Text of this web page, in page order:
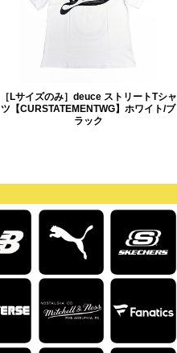
［Lサイズのみ］deuce ストリートTシャ
ツ【CURSTATEMENTWG】ホワイト/ブ
ラック